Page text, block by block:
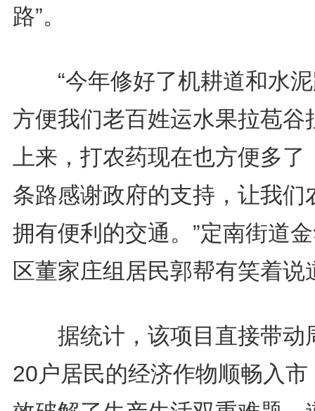
路”。
“今年修好了机耕道和水泥
方便我们老百姓运水果拉苞谷
上来，打农药现在也方便多了
条路感谢政府的支持，让我们
拥有便利的交通。”定南街道
区董家庄组居民郭帮有笑着说
据统计，该项目直接带动
20户居民的经济作物顺畅入市